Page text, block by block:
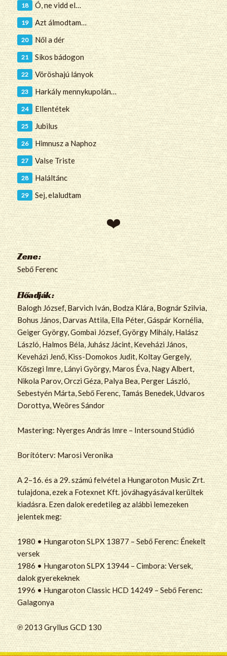
Ó, ne vidd el…
Azt álmodtam…
Nől a dér
Síkos bádogon
Vöröshajú lányok
Harkály mennykupolán…
Ellentétek
Jubilus
Himnusz a Naphoz
Valse Triste
Haláltánc
Sej, elaludtam
Zene:
Sebő Ferenc
Előadják:
Balogh József, Barvich Iván, Bodza Klára, Bognár Szilvia,
Bohus János, Darvas Attila, Ella Péter, Gáspár Kornélia,
Geiger György, Gombai József, György Mihály, Halász
László, Halmos Béla, Juhász Jácint, Keveházi János,
Keveházi Jenő, Kiss-Domokos Judit, Koltay Gergely,
Kőszegi Imre, Lányi György, Maros Éva, Nagy Albert,
Nikola Parov, Orczi Géza, Palya Bea, Perger László,
Sebestyén Márta, Sebő Ferenc, Tamás Benedek, Udvaros
Dorottya, Weöres Sándor
Mastering: Nyerges András Imre – Intersound Stúdió
Borítóterv: Marosi Veronika
A 2–16. és a 29. számú felvétel a Hungaroton Music Zrt.
tulajdona, ezek a Fotexnet Kft. jóváhagyásával kerültek
kiadásra. Ezen dalok eredetileg az alábbi lemezeken
jelentek meg:
1980 • Hungaroton SLPX 13877 – Sebő Ferenc: Énekelt
versek
1986 • Hungaroton SLPX 13944 – Cimbora: Versek,
dalok gyerekeknek
1996 • Hungaroton Classic HCD 14249 – Sebő Ferenc:
Galagonya
℗ 2013 Gryllus GCD 130